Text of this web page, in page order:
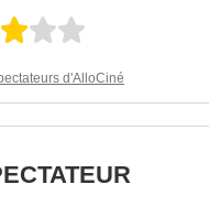
d'AlloCiné